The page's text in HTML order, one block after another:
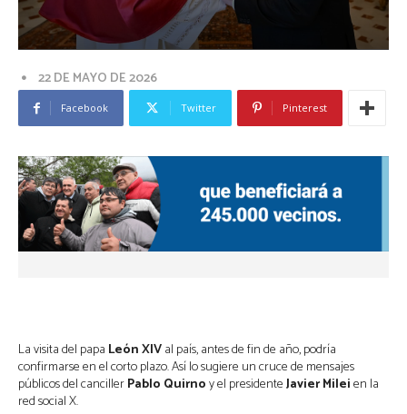
22 DE MAYO DE 2026
Facebook Twitter Pinterest
La visita del papa León XIVal país, antes de fin de año, podría
confirmarse en el corto plazo. Así lo sugiere un cruce de mensajes
públicos del cancillerPablo Quirnoy el presidenteJavier Mileien la
red social X.